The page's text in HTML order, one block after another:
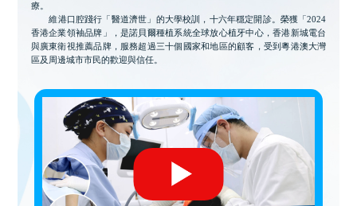
療。
維港口腔踐行「醫道濟世」的大學校訓，十六年穩定開診。榮獲「2024
香港企業領袖品牌」，是諾貝爾種植系統全球放心植牙中心，香港新城電台
與廣東衛視推薦品牌，服務超過三十個國家和地區的顧客，受到粵港澳大灣
區及周邊城市市民的歡迎與信任。